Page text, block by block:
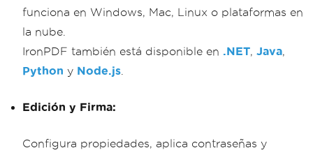
funciona en Windows, Mac, Linux o plataformas en
la nube.
IronPDF también está disponible en .NET, Java,
Python y Node.js
Edición y Firma:
Configura propiedades, aplica contraseñas y